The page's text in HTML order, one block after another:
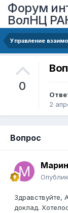
Форум
ВолНЦ
0
2
Вопрос
Здравствуйте,
доклад.